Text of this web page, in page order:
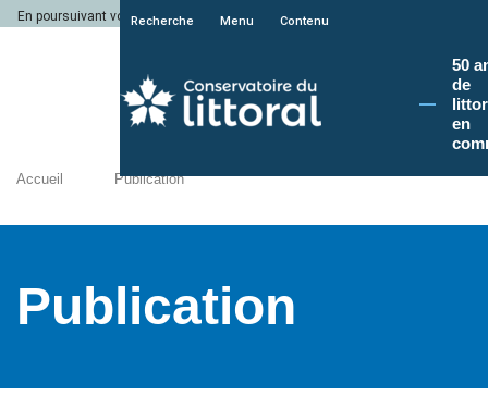
En poursuivant votre navigation sur le site du Conservatoire du littoral, vous
Recherche Menu Contenu
50
de
en
Accueil Publication
Publication